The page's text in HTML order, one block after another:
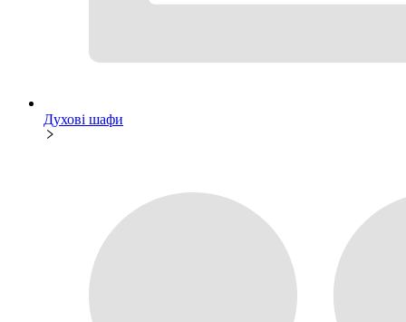
Духові шафи